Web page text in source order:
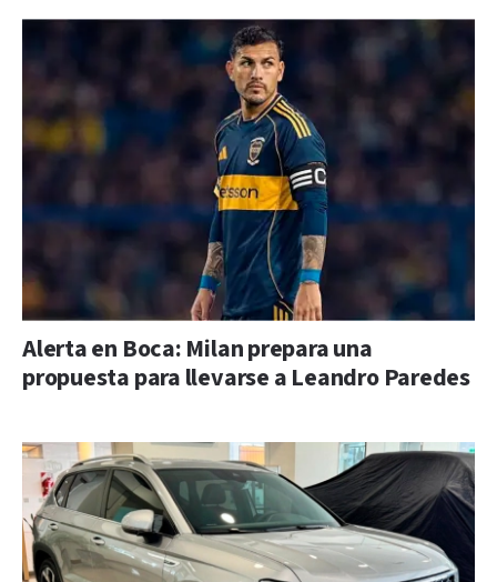
Alerta en Boca: Milan prepara una
propuesta para llevarse a Leandro Paredes